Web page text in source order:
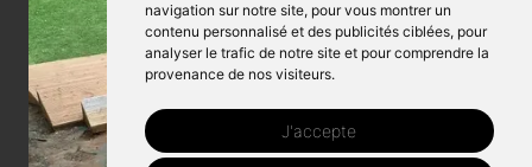
navigation sur notre site, pour vous montrer un
contenu personnalisé et des publicités ciblées, pour
analyser le trafic de notre site et pour comprendre la
provenance de nos visiteurs.
J'accepte